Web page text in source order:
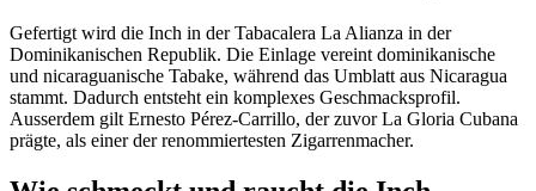
Gefertigt wird die Inch in der Tabacalera La Alianza in der
Dominikanischen Republik. Die Einlage vereint dominikanische
und nicaraguanische Tabake, während das Umblatt aus Nicaragua
stammt. Dadurch entsteht ein komplexes Geschmacksprofil.
Ausserdem gilt Ernesto Pérez-Carrillo, der zuvor La Gloria Cubana
prägte, als einer der renommiertesten Zigarrenmacher.